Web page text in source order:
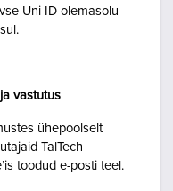
Uni-ID olemasolu
vastutus
ühepoolselt
TalTech
toodud e-posti teel.